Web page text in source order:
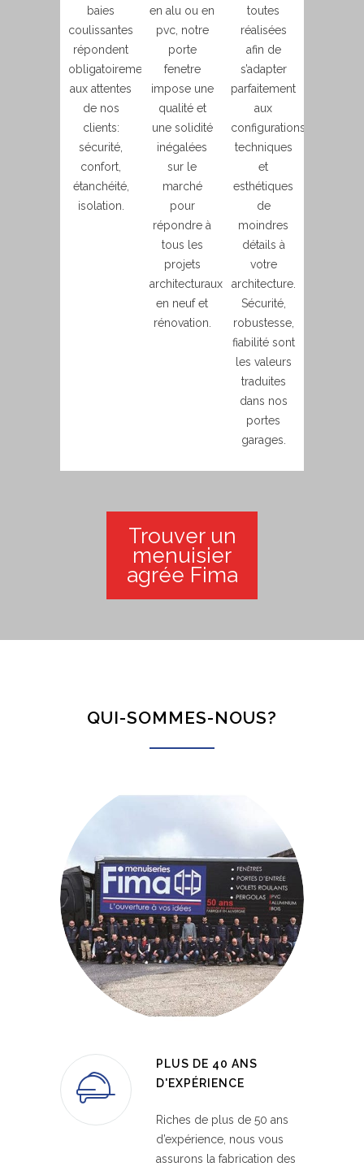
baies
coulissantes
répondent
obligatoirement
aux attentes
de nos
clients:
sécurité,
confort,
étanchéité,
isolation.
en alu ou en
pvc, notre
porte
fenetre
impose une
qualité et
une solidité
inégalées
sur le
marché
pour
répondre à
tous les
projets
architecturaux
en neuf et
rénovation.
toutes
réalisées
afin de
s’adapter
parfaitement
aux
configurations
techniques
et
esthétiques
de
moindres
détails à
votre
architecture.
Sécurité,
robustesse,
fiabilité sont
les valeurs
traduites
dans nos
portes
garages.
Trouver un
menuisier
agrée Fima
QUI-SOMMES-NOUS?
PLUS DE 40 ANS
D'EXPÉRIENCE
Riches de plus de 50 ans
d’expérience, nous vous
assurons la fabrication des